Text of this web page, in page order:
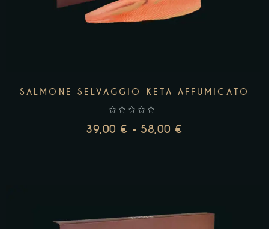
SALMONE SELVAGGIO KETA AFFUMICATO
39,00 € - 58,00 €